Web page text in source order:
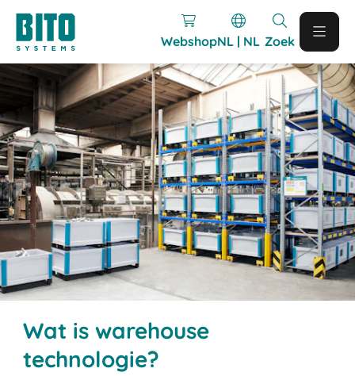
WebshopNL | NL Zoek
Wat is warehouse
technologie?